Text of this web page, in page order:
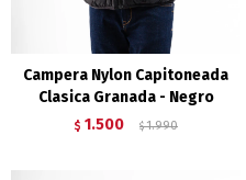
Campera Nylon Capitoneada
Clasica Granada - Negro
$ 1.500 $ 1.990